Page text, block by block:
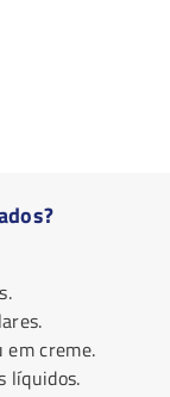
em creme.
líquidos.